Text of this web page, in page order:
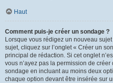
Haut
Comment puis-je créer un sondage ?
Lorsque vous rédigez un nouveau
sujet, cliquez sur l’onglet « Créer un
principal de rédaction. Si cet onglet
vous n’ayez pas la permission de
sondage en incluant au moins deux
chaque option devant être insérée sur